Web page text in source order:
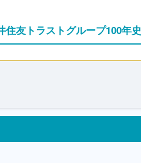
住友トラストグループ100年史